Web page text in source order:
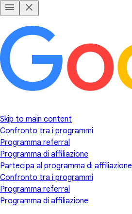
Skip to main content
Confronto tra i programmi
Programma referral
Programma di affiliazione
Partecipa al programma di affiliazione
Confronto tra i programmi
Programma referral
Programma di affiliazione